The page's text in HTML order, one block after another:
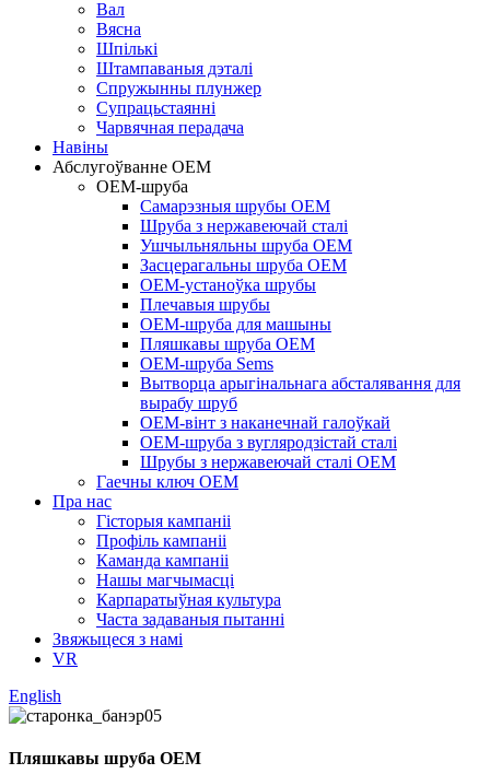
Вал
Вясна
Шпількі
Штампаваныя дэталі
Спружынны плунжер
Супрацьстаянні
Чарвячная перадача
Навіны
Абслугоўванне OEM
OEM-шруба
Самарэзныя шрубы OEM
Шруба з нержавеючай сталі
Ушчыльняльны шруба OEM
Засцерагальны шруба OEM
OEM-устаноўка шрубы
Плечавыя шрубы
OEM-шруба для машыны
Пляшкавы шруба OEM
OEM-шруба Sems
Вытворца арыгінальнага абсталявання для
вырабу шруб
OEM-вінт з наканечнай галоўкай
OEM-шруба з вугляродзістай сталі
Шрубы з нержавеючай сталі OEM
Гаечны ключ OEM
Пра нас
Гісторыя кампаніі
Профіль кампаніі
Каманда кампаніі
Нашы магчымасці
Карпаратыўная культура
Часта задаваныя пытанні
Звяжыцеся з намі
VR
English
Пляшкавы шруба OEM